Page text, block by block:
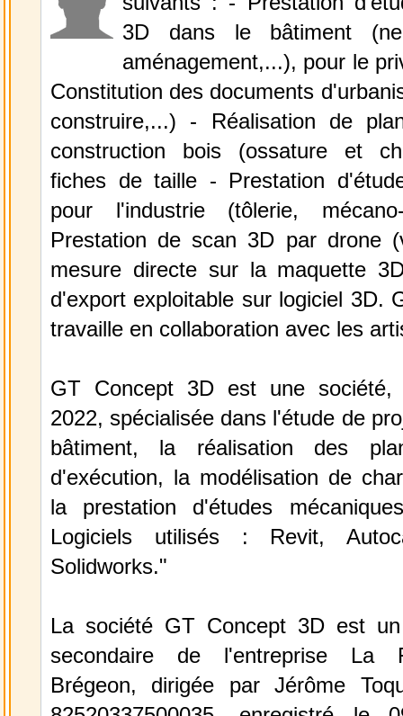
3D dans le bâtiment
aménagement,...), pour le
Constitution des documents
construire,...) - Réalisation de
construction bois (ossature et
fiches de taille - Prestation
pour l'industrie (tôlerie,
Prestation de scan 3D par drone
mesure directe sur la maquette
d'export exploitable sur logiciel 3D.
travaille en collaboration avec les
GT Concept 3D est une
2022, spécialisée dans l'étude de
bâtiment, la réalisation des
d'exécution, la modélisation de
la prestation d'études
Logiciels utilisés : Revit,
Solidworks."
La société GT Concept 3D est un
secondaire de l'entreprise La
Brégeon, dirigée par Jérôme